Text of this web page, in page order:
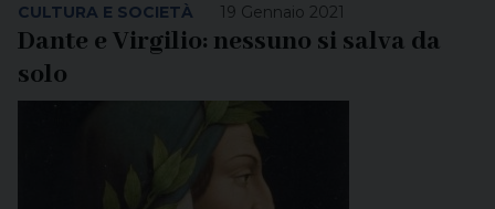
19 Gennaio 2021
CULTURA E SOCIETÀ
Dante e Virgilio: nessuno si salva da
solo